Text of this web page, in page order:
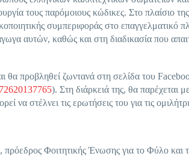
τους παρόμοιους κώδικες. Στο πλαίσιο
συμπεριφοράς στο επαγγελματικό
αυτών, καθώς και στη διαδικασία που
θα προβληθεί ζωντανά στη σελίδα του
). Στη διάρκειά της, θα παρέχεται
στέλνει τις ερωτήσεις του για τις
Φοιτητικής Ένωσης για το Φύλο και